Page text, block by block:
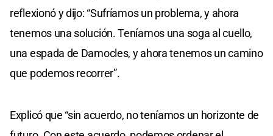
reflexionó y dijo: “Sufríamos un problema, y ahora
tenemos una solución. Teníamos una soga al cuello,
una espada de Damocles, y ahora tenemos un camino
que podemos recorrer”.
Explicó que “sin acuerdo, no teníamos un horizonte de